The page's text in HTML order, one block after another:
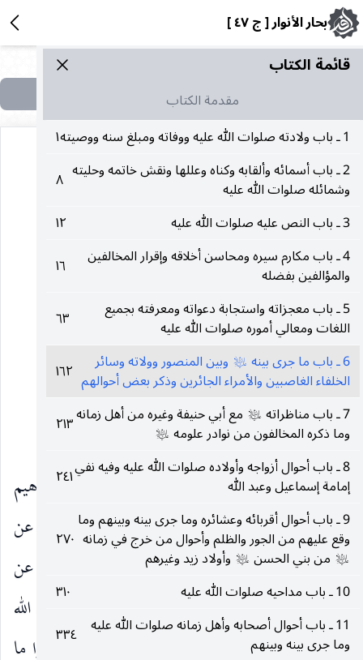
بحار الأنوار [ ج ٤٧ ]
قائمة الکتاب
مقدمة الكتاب
1 ـ باب ولادته صلوات الله عليه ووفاته ومبلغ سنه ووصيته
١
2 ـ باب أسمائه وألقابه وكناه وعللها ونقش خاتمه وحليته
وشمائله صلوات الله عليه
٨
3 ـ باب النص عليه صلوات الله عليه
١٢
4 ـ باب مكارم سيره ومحاسن أخلاقه وإقرار المخالفين
والمؤالفين بفضله
١٦
5 ـ باب معجزاته واستجابة دعواته ومعرفته بجميع
اللغات ومعالي أموره صلوات الله عليه
٦٣
6 ـ باب ما جرى بينه
عليه‌السلام وبين المنصور وولاته وسائر
الخلفاء الغاصبين والأمراء الجائرين وذكر بعض أحوالهم ١٦٢
7 ـ باب مناظراته
عليه‌السلام مع أبي حنيفة وغيره من أهل زمانه
وما ذكره المخالفون من نوادر علومه عليه‌السلام
٢١٣
8 ـ باب أحوال أزواجه وأولاده صلوات الله عليه وفيه نفي
إمامة إسماعيل وعبد الله
٢٤١
9 ـ باب أحوال أقربائه وعشائره وما جرى بينه وبينهم وما
وقع عليهم من الجور والظلم وأحوال من خرج في زمانه
عليه‌السلام من بني الحسن عليه‌السلام وأولاد زيد وغيرهم
٢٧٠
10 ـ باب مداحيه صلوات الله عليه
٣١٠
11 ـ باب أحوال أصحابه وأهل زمانه صلوات الله عليه
وما جرى بينه وبينهم
٣٣٤
٦
(باب)
*(ما جرى بينهعليه‌السلاموبين المنصور وولاته)*
*(وسائر الخلفاء الغاصبين والأمراء الجائرين)*
*(وذكر بعض أحوالهم)*
١ ـ ما :
الأمالي للشيخ الطوسي الحسين بن إبراهيم
القزويني عن محمد بن وهبان عن علي بن حبيش عن
العباس بن محمد بن الحسين عن أبيه عن صفوان عن
الحسين بن أبي غندر عن أبي بصير قال سمعت أبا عبد الله
عليه‌السلاميقول اتقوا الله وعليكم بالطاعة لأئمتكم قولوا ما